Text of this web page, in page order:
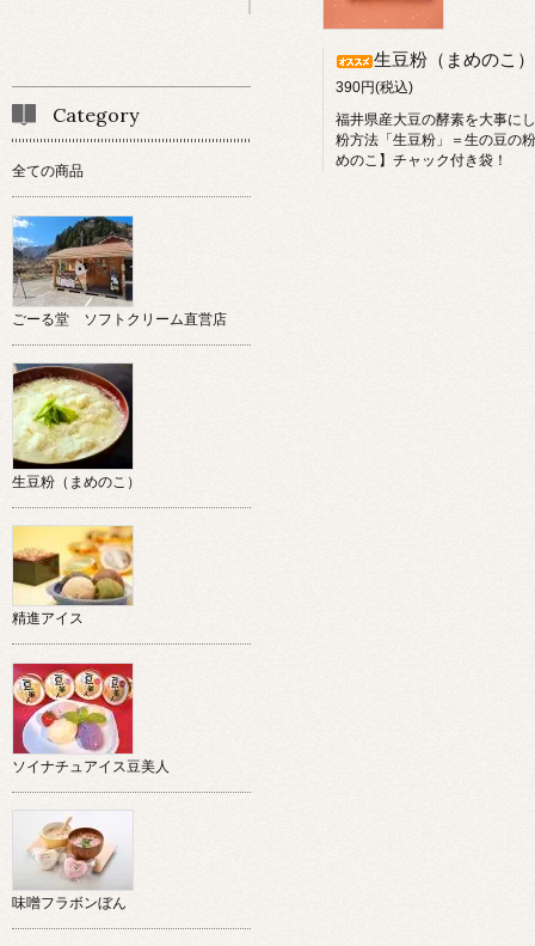
生豆粉（まめのこ）
390円(税込)
福井県産大豆の酵素を大事に
粉方法「生豆粉」＝生の豆の
めのこ】チャック付き袋！
Category
全ての商品
ごーる堂 ソフトクリーム直営店
生豆粉（まめのこ）
精進アイス
ソイナチュアイス豆美人
味噌フラボンぼん